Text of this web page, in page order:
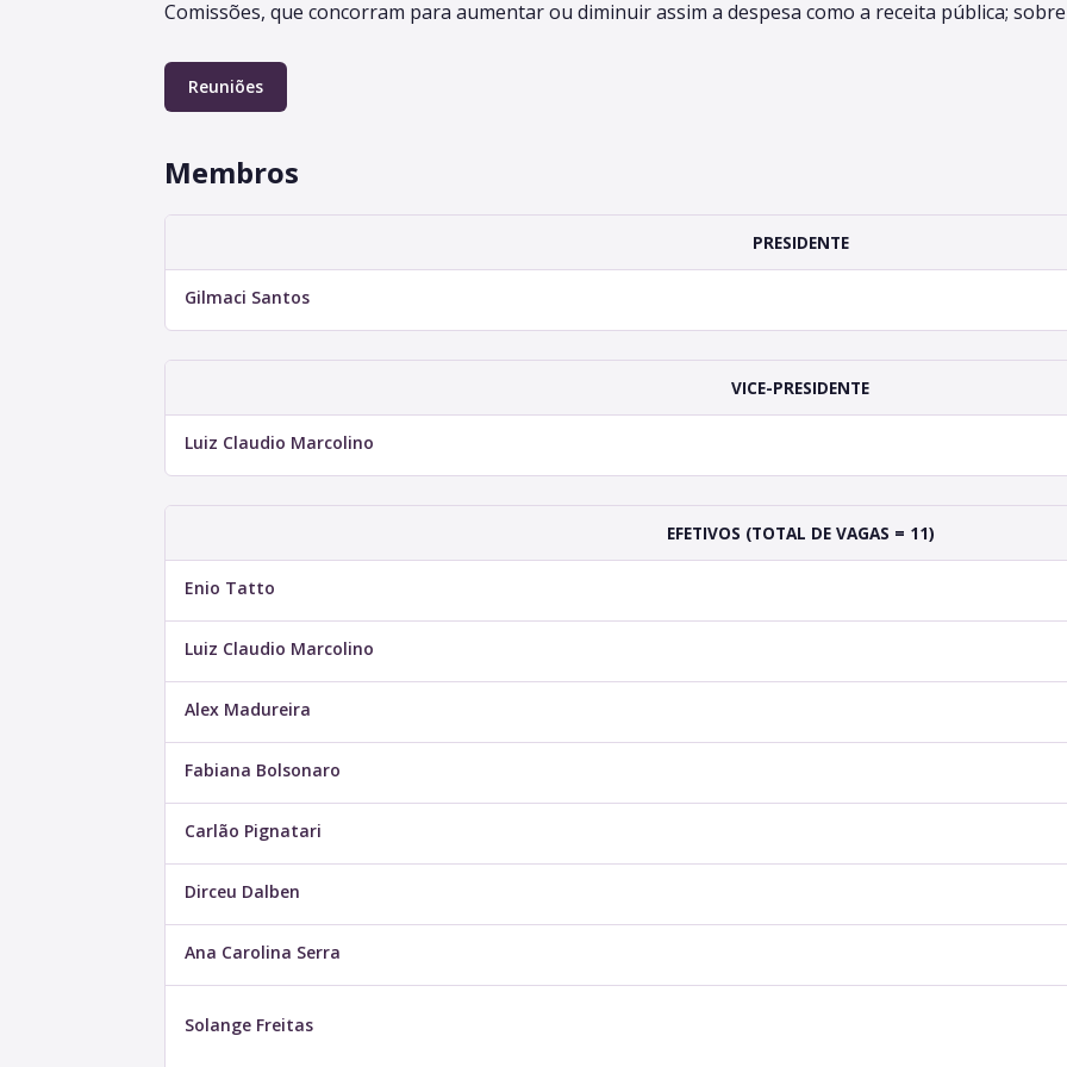
Comissões, que concorram para aumentar ou diminuir assim a despesa como a receita pública;
Reuniões
Membros
PRESIDENTE
Gilmaci Santos
VICE-PRESIDENTE
Luiz Claudio Marcolino
EFETIVOS (TOTAL DE VAGAS = 11)
Enio Tatto
Luiz Claudio Marcolino
Alex Madureira
Fabiana Bolsonaro
Carlão Pignatari
Dirceu Dalben
Ana Carolina Serra
Solange Freitas